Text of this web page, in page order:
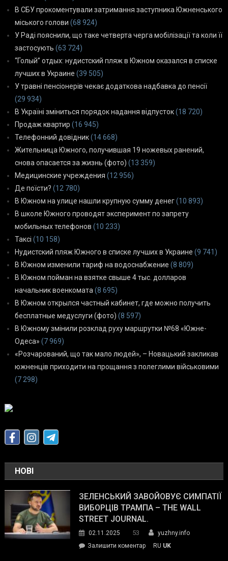
В СБУ прокоментували затримання заступника Южненського
міського голови (68 924)
У Раді пояснили, що таке четверта черга мобілізації та коли її
застосують (63 724)
“Голый” отдых: нудистский пляж в Южном оказался в списке
лучших в Украине (39 505)
У травні пенсіонерів чекає додаткова надбавка до пенсії
(29 934)
В Україні зміниться порядок надання відпусток(18 720)
Продаж квартир (16 945)
Телефонний довідник(14 668)
Жительница Южного, получившая 19 ножевых ранений,
снова опасается за жизнь (фото) (13 359)
Медицинские учреждения (12 956)
Де поїсти? (12 780)
В Южном на улице нашли крупную сумму денег(10 893)
В школе Южного проводят эксперимент по запрету
мобильных телефонов (10 233)
Таксі (10 158)
Нудистский пляж Южного в списке лучших в Украине (9 741)
В Южном изменили тариф на водоснабжение (8 809)
В Южном пойман на взятке свыше 4 тыс. долларов
начальник военкомата (8 695)
В Южном открылся частный кабинет, где можно получить
бесплатные медуслуги (фото) (8 597)
В Южному змінили розклад руху маршрутки №68 «Южне-
Одеса» (7 969)
«Розчарований, що так мало людей», – Новацький закликав
южненців приходити на прощання з полеглими військовими
(7 298)
НОВІ
ЗЕЛЕНСЬКИЙ ЗАВОЙОВУЄ СИМПАТІЇ
ВИБОРЦІВ ТРАМПА – THE WALL
STREET JOURNAL.
02.11.2025 53
yuzhny.info
Залишити коментарon
RU UK